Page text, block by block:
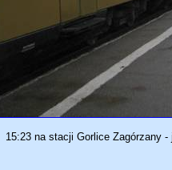
15:23 na stacji Gorlice Zagórzany